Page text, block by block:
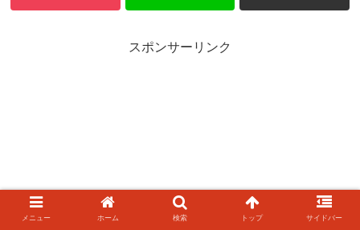
スポンサーリンク
メニュー ホーム 検索 トップ サイドバー